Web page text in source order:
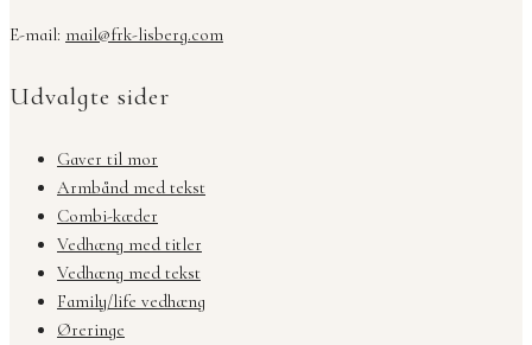
E-mail: mail@frk-lisberg.com
Udvalgte sider
Gaver til mor
Armbånd med tekst
Combi-kæder
Vedhæng med titler
Vedhæng med tekst
Family/life vedhæng
Øreringe